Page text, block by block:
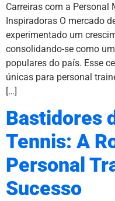
Carreiras com a Personal
Inspiradoras O mercado
experimentado um
consolidando-se como
populares do país. Esse
únicas para personal
[…]
Bastidores
Tennis: A
Personal
Sucesso